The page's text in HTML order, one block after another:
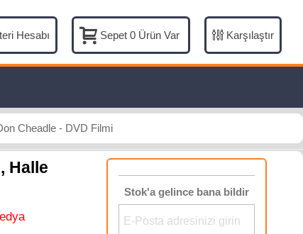
Hesabı Sepet 0 Ürün Var Karşılaştır
Cheadle - DVD Filmi
Halle
Stok'a gelince bana bildir